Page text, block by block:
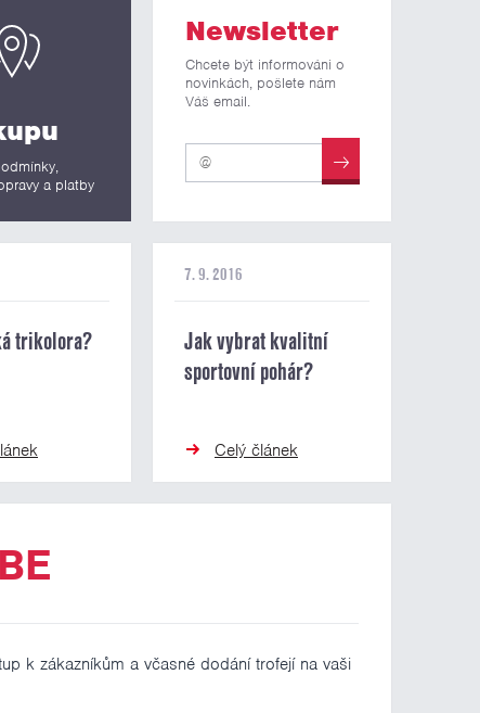
a platby
Newsletter
Chcete být informováni o
novinkách, pošlete nám
Váš email.
trikolora?
7. 9. 2016
Jak vybrat kvalitní
sportovní pohár?
Celý článek
k zákazníkům a včasné dodání trofejí na vaši